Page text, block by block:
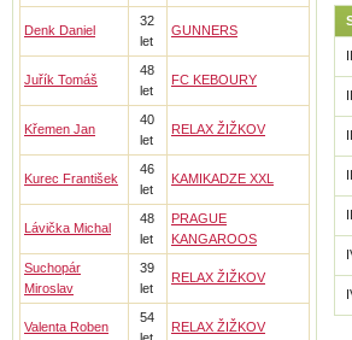
Denk Daniel
32
let
GUNNERS
Juřík Tomáš
48
let
FC KEBOURY
Křemen Jan
40
let
RELAX ŽIŽKOV
Kurec František
46
let
KAMIKADZE XXL
Lávička Michal
48
let
PRAGUE
KANGAROOS
Suchopár
Miroslav
39
let
RELAX ŽIŽKOV
Valenta Roben
54
RELAX ŽIŽKOV